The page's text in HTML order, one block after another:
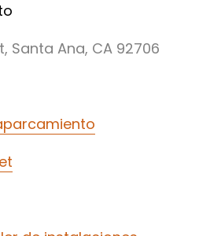
Santa Ana, CA 92706